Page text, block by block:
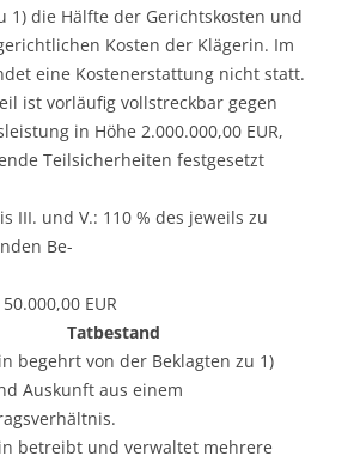
1) die Hälfte der Gerichtskosten und
Kosten der Klägerin. Im
eine Kostenerstattung nicht statt.
ist vorläufig vollstreckbar gegen
in Höhe 2.000.000,00 EUR,
Teilsicherheiten festgesetzt
III. und V.: 110 % des jeweils zu
Be-
EUR
Tatbestand
begehrt von der Beklagten zu 1)
Auskunft aus einem
betreibt und verwaltet mehrere